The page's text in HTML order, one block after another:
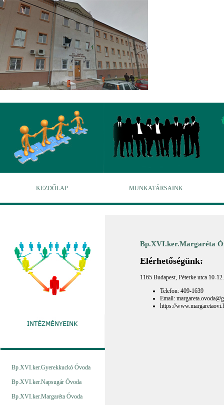
KEZDŐLAP MUNKATÁRSAINK
Bp.XVI.ker.Gyerekkuckó Óvoda
Bp.XVI.ker.Napsugár Óvoda
Bp.XVI.ker.Margaréta Óvoda
Bp.XVI.ker.Margaréta
Elérhetőségünk:
1165 Budapest, Péterke utca 10-12.
Telefon: 409-1639
Email:
https://